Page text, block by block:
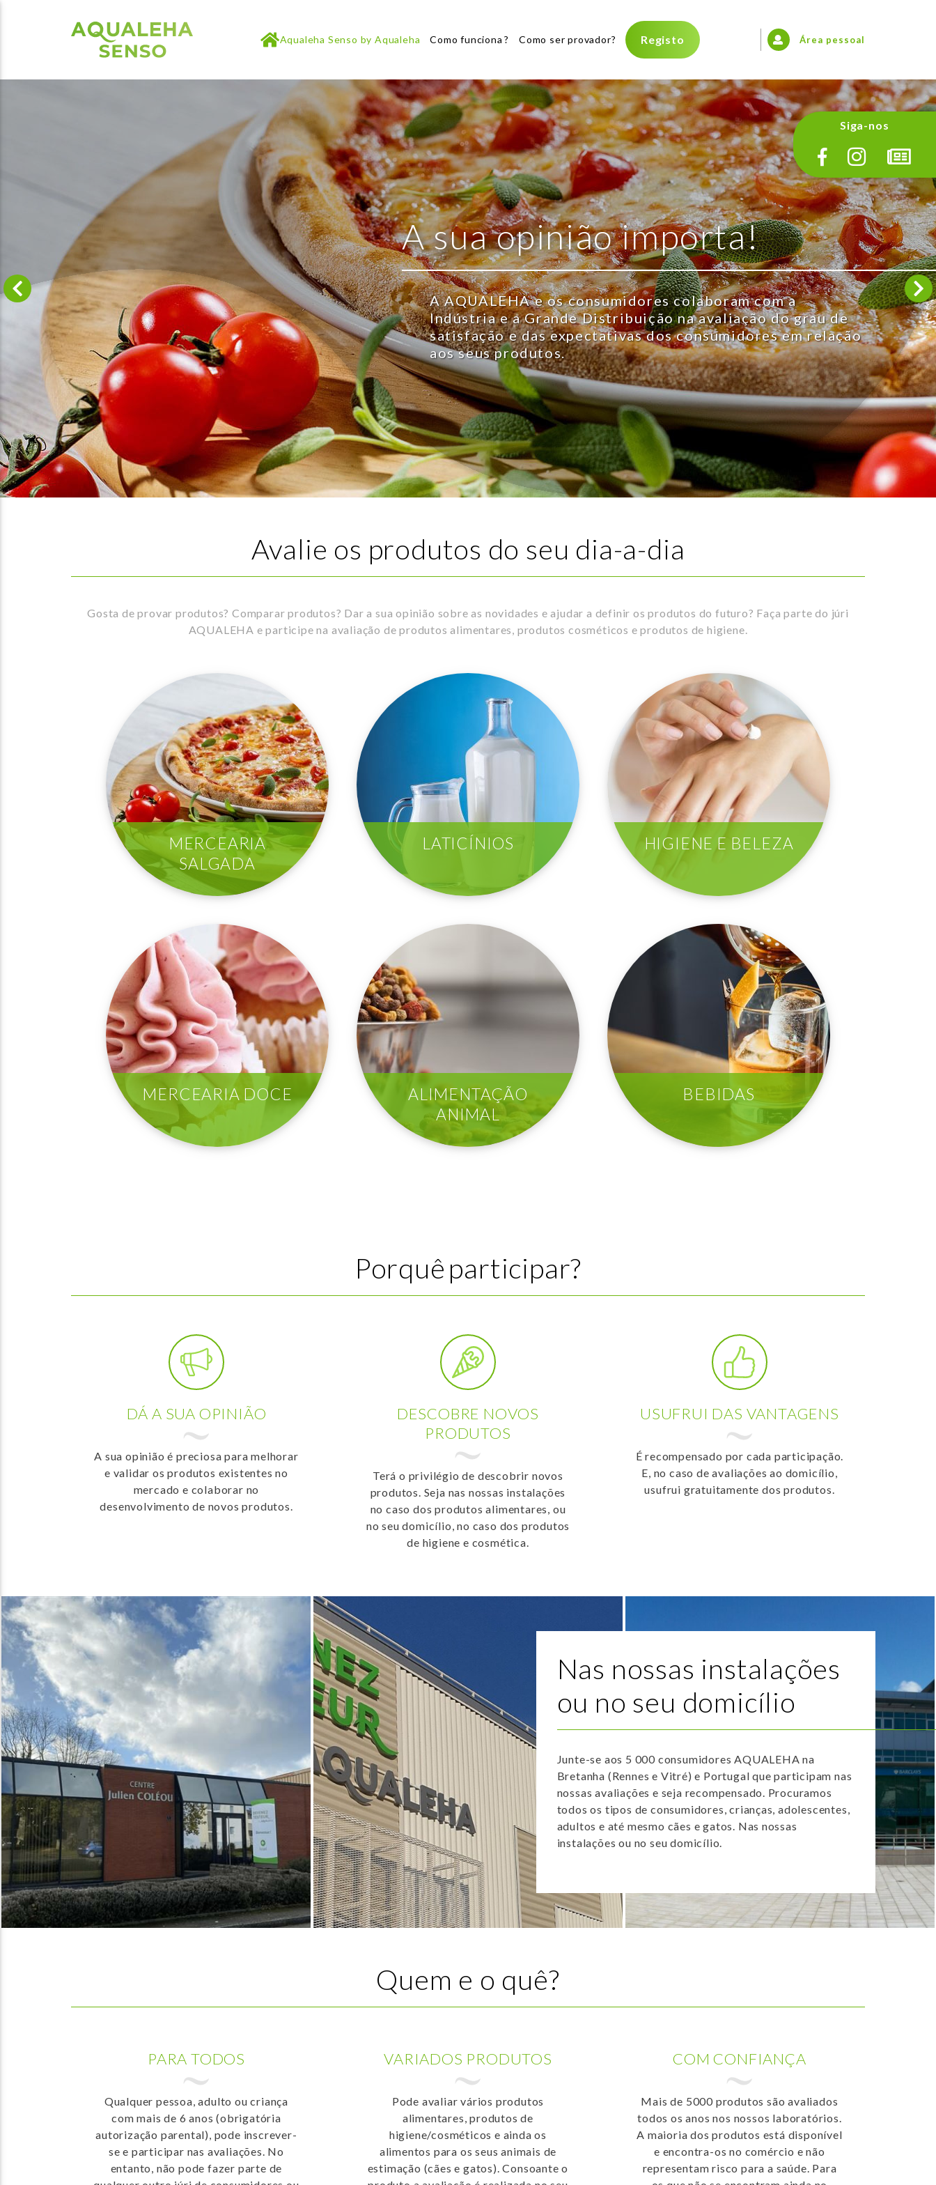
Aqualeha Senso by Aqualeha Como funciona ? Como ser provador? Registo Área pessoal
Siga-nos
A sua opinião importa!
A AQUALEHA e os consumidores colaboram com a
Indústria e a Grande Distribuição na avaliação do grau de
satisfação e das expectativas dos consumidores em relação
aos seus produtos.
Avalie os produtos do seu dia-a-dia
Gosta de provar produtos? Comparar produtos? Dar a sua opinião sobre as novidades e ajudar a definir os produtos do futuro? Faça parte do júri
AQUALEHA e participe na avaliação de produtos alimentares, produtos cosméticos e produtos de higiene.
MERCEARIA
SALGADA
LATICÍNIOS HIGIENE E BELEZA
MERCEARIA DOCE
ALIMENTAÇÃO
ANIMAL
BEBIDAS
Porquê participar?
DÁ A SUA OPINIÃO
A sua opinião é preciosa para melhorar
e validar os produtos existentes no
mercado e colaborar no
desenvolvimento de novos produtos.
DESCOBRE NOVOS
PRODUTOS
Terá o privilégio de descobrir novos
produtos. Seja nas nossas instalações
no caso dos produtos alimentares, ou
no seu domicílio, no caso dos produtos
de higiene e cosmética.
USUFRUI DAS VANTAGENS
É recompensado por cada participação.
E, no caso de avaliações ao domicílio,
usufrui gratuitamente dos produtos.
Nas nossas instalações
ou no seu domicílio
Junte-se aos 5 000 consumidores AQUALEHA na
Bretanha (Rennes e Vitré) e Portugal que participam nas
nossas avaliações e seja recompensado. Procuramos
todos os tipos de consumidores, crianças, adolescentes,
adultos e até mesmo cães e gatos. Nas nossas
instalações ou no seu domicílio.
Quem e o quê?
PARA TODOS
Qualquer pessoa, adulto ou criança
com mais de 6 anos (obrigatória
autorização parental), pode inscrever-
se e participar nas avaliações. No
entanto, não pode fazer parte de
VARIADOS PRODUTOS
Pode avaliar vários produtos
alimentares, produtos de
higiene/cosméticos e ainda os
alimentos para os seus animais de
estimação (cães e gatos). Consoante o
COM CONFIANÇA
Mais de 5000 produtos são avaliados
todos os anos nos nossos laboratórios.
A maioria dos produtos está disponível
e encontra-os no comércio e não
representam risco para a saúde. Para